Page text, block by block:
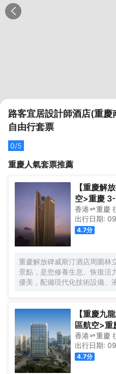
路客宜居設計師酒店(重
自由行套票
0/5
重慶人氣套票推薦
【重慶解
空>重慶
香港 重慶
出行日期:
4.7分
重慶解放碑威斯汀酒店周圍林
景點，是您修養生息、恢復活
優美，配備現代化技術設備、
【重慶九
區航空>重
香港 重慶
出行日期:
4.7分